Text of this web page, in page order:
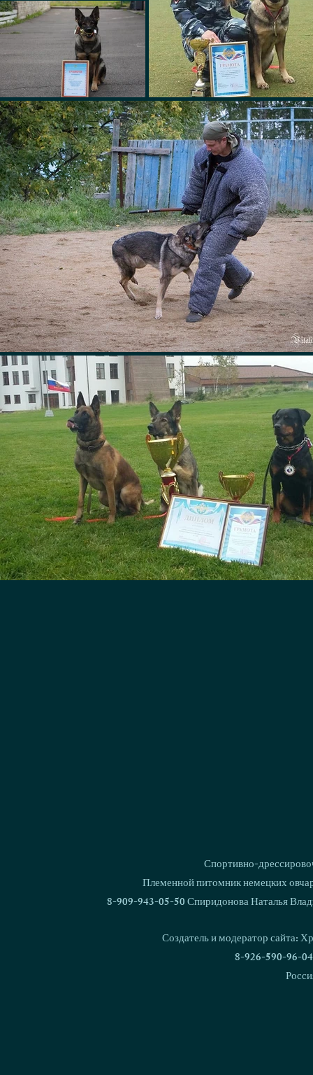
Спортивно-
Племенной питомник немецких
8-909-943-05-50 Спиридонова Наталья
Создатель и модератор сайта:
8-926-590-96-